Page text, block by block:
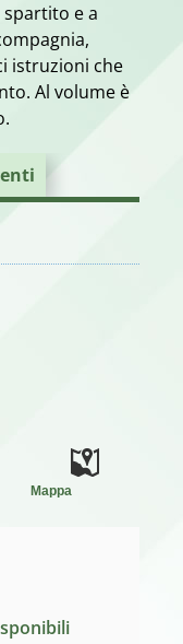
e a
istruzioni che
Al volume è
Mappa